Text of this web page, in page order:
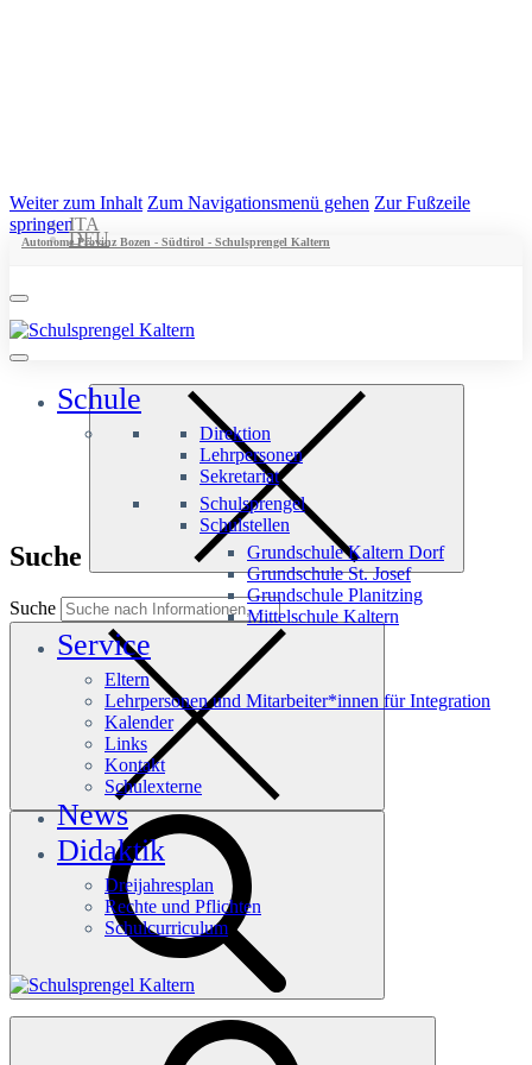
Weiter zum Inhalt Zum Navigationsmenü gehen Zur Fußzeile
springen
Autonome Provinz Bozen - Südtirol - Schulsprengel Kaltern
ITA
DEU
Schule
Direktion
Lehrpersonen
Sekretariat
Schulsprengel
Schulstellen
Grundschule Kaltern Dorf
Grundschule St. Josef
Grundschule Planitzing
Mittelschule Kaltern
Service
Eltern
Lehrpersonen und Mitarbeiter*innen für Integration
Kalender
Links
Kontakt
Schulexterne
News
Didaktik
Dreijahresplan
Rechte und Pflichten
Schulcurriculum
Suche
Suche
Häufige Suchanfragen